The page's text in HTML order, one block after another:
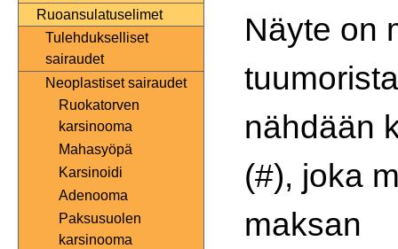
Ruoansulatuselimet
Tulehdukselliset
sairaudet
Neoplastiset sairaudet
Ruokatorven
karsinooma
Mahasyöpä
Karsinoidi
Adenooma
Paksusuolen
karsinooma
Näyte on
nähdään
(#), joka
maksan